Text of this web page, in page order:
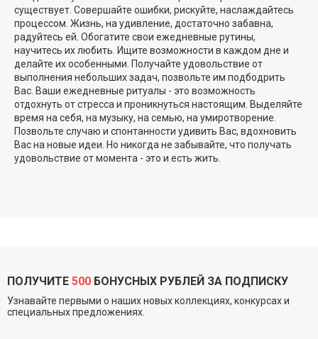
существует. Совершайте ошибки, рискуйте, наслаждайтесь
процессом. Жизнь, на удивление, достаточно забавна,
радуйтесь ей. Обогатите свои ежедневные рутины,
научитесь их любить. Ищите возможности в каждом дне и
делайте их особенными. Получайте удовольствие от
выполнения небольших задач, позвольте им подбодрить
Вас. Ваши ежедневные ритуалы - это возможность
отдохнуть от стресса и проникнуться настоящим. Выделяйте
время на себя, на музыку, на семью, на умиротворение.
Позвольте случаю и спонтанности удивить Вас, вдохновить
Вас на новые идеи. Но никогда не забывайте, что получать
удовольствие от момента - это и есть жить.
ПОЛУЧИТЕ 500 БОНУСНЫХ РУБЛЕЙ ЗА ПОДПИСКУ
Узнавайте первыми о наших новых коллекциях, конкурсах и
специальных предложениях.